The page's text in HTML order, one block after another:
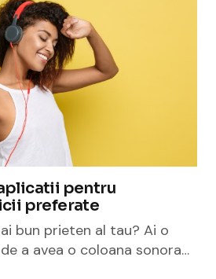
pentru
preferate
bun prieten al tau? Ai o
a avea o coloana sonora…